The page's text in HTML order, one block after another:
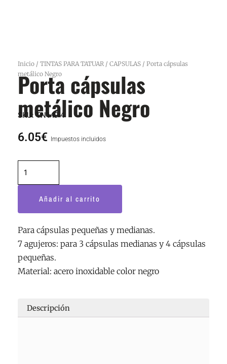
Inicio / TINTAS PARA TATUAR / CAPSULAS / Porta cápsulas
metálico Negro
Porta cápsulas
metálico Negro
SKU:TN149-4
6.05€ Impuestos incluidos
cápsulas
cantidad
Añadir al carrito
Para cápsulas pequeñas y medianas.
7 agujeros: para 3 cápsulas medianas y 4 cápsulas
pequeñas.
Material: acero inoxidable color negro
Descripción